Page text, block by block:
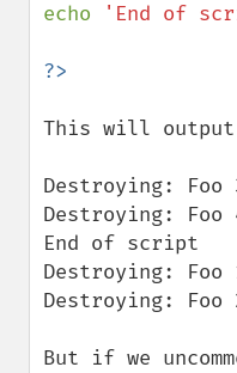
echo 'End of
This will
Destroying: Foo
Destroying: Foo
End of script
Destroying: Foo
Destroying: Foo
But if we